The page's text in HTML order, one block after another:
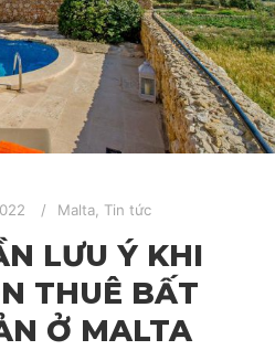
Malta, Tin tức
LƯU Ý KHI
THUÊ BẤT
Ở MALTA